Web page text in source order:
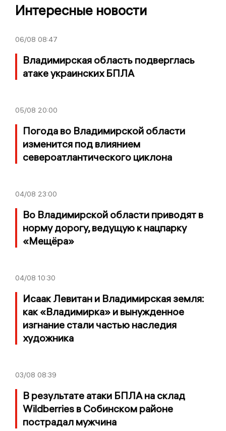
Интересные новости
06/08 08:47
Владимирская область подверглась
атаке украинских БПЛА
05/08 20:00
Погода во Владимирской области
изменится под влиянием
североатлантического циклона
04/08 23:00
Во Владимирской области приводят в
норму дорогу, ведущую к нацпарку
«Мещёра»
04/08 10:30
Исаак Левитан и Владимирская земля:
как «Владимирка» и вынужденное
изгнание стали частью наследия
художника
03/08 08:39
В результате атаки БПЛА на склад
Wildberries в Собинском районе
пострадал мужчина